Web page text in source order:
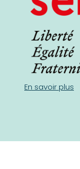
En savoir plus